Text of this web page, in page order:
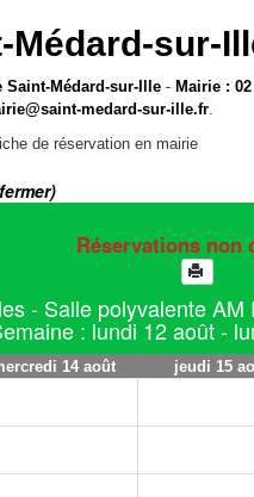
Médard-sur-
Médard-sur-Ille - Mairie :
medard-sur-ille.fr.
de réservation en mairie
Réservations non
- Salle polyvalente AM
: lundi 12 août -
14 août jeudi 15